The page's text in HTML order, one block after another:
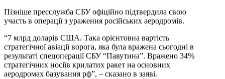
Пізніше пресслужба СБУ офіційно підтвердила свою
участь в операції з ураження російських аеродромів.
“7 млрд доларів США. Така орієнтовна вартість
стратегічної авіації ворога, яка була вражена сьогодні в
результаті спецоперації СБУ “Павутина”. Вражено 34%
стратегічних носіїв крилатих ракет на основних
аеродромах базування рф”, – сказано в заяві.